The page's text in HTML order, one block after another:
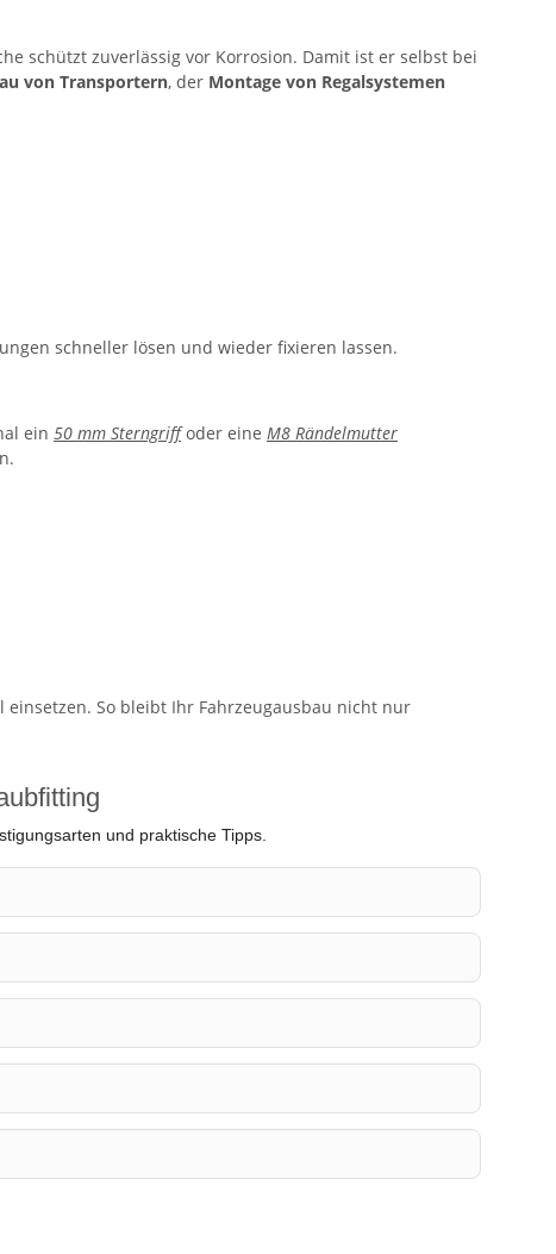
schützt zuverlässig vor Korrosion. Damit ist er selbst bei
von Transportern, der Montage von Regalsystemen
schneller lösen und wieder fixieren lassen.
ein 50 mm Sterngriffoder eine M8 Rändelmutter
So bleibt Ihr Fahrzeugausbau nicht nur
und praktische Tipps.